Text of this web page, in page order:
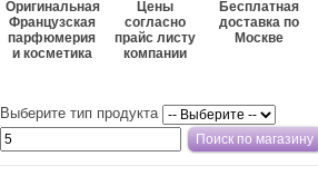
Оригинальная
Французская
парфюмерия
и косметика
Цены
согласно
прайс листу
компании
Бесплатная
доставка по
Москве
Выберите тип продукта